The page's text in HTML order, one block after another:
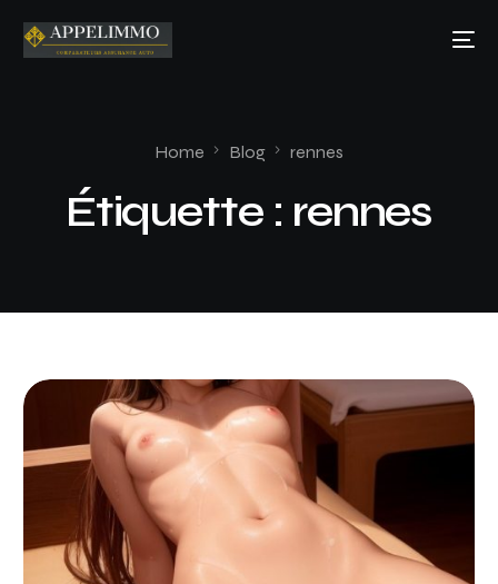
Home Blog rennes
Étiquette : rennes